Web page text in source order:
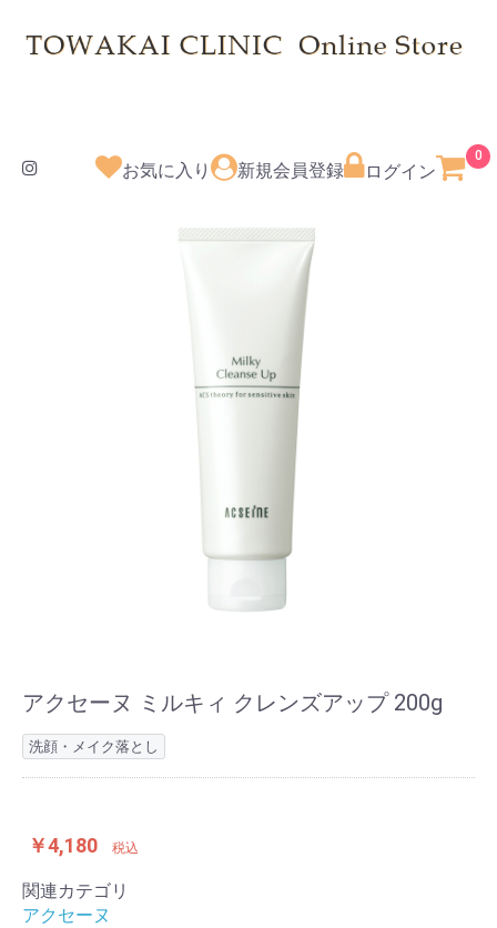
お気に入り 新規会員登録 ログイン
0
アクセーヌ ミルキィ クレンズアップ 200g
洗顔・メイク落とし
￥4,180 税込
関連カテゴリ
アクセーヌ